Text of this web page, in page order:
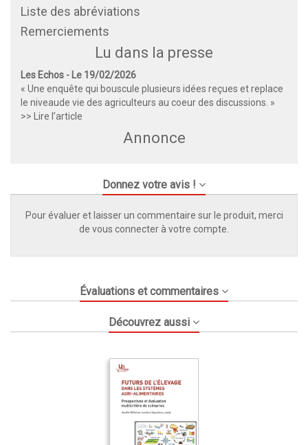
Liste des abréviations
Remerciements
Lu dans la presse
Les Echos - Le 19/02/2026
« Une enquête qui bouscule plusieurs idées reçues et replace
le niveaude vie des agriculteurs au coeur des discussions. »
>> Lire l’article
Annonce
Donnez votre avis !
Pour évaluer et laisser un commentaire sur le produit, merci
de vous connecter à votre compte.
Évaluations et commentaires
Découvrez aussi